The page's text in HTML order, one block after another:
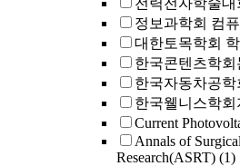
전력전자학술대
정보과학회 컴
대한토목학회
한국콘텐츠학회
한국자동차공학
한국웰니스학회
Current
Annals of
Research(ASRT) (1)